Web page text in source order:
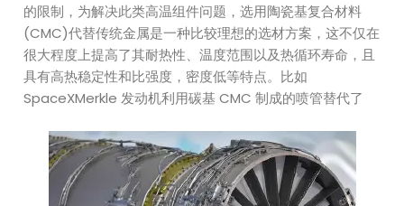
的限制，为解决此类高温组件问题，选用陶瓷基复合材料
(CMC)代替传统金属是一种比较理想的选材方案，这不仅在
很大程度上提高了其耐热性、温度范围以及热循环寿命，且
具有高热稳定性和比强度，密度低等特点。比如
SpaceXMerkle 发动机利用碳基 CMC 制成的喷管替代了